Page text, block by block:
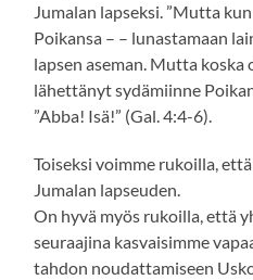
Jumalan lapseksi. ”Mutta
Poikansa – – lunastamaan
lapsen aseman. Mutta koska
lähettänyt sydämiinne
”Abba! Isä!” (Gal. 4:4-6).
Toiseksi voimme rukoilla,
Jumalan lapseuden.
On hyvä myös rukoilla, että
seuraajina kasvaisimme
tahdon noudattamiseen